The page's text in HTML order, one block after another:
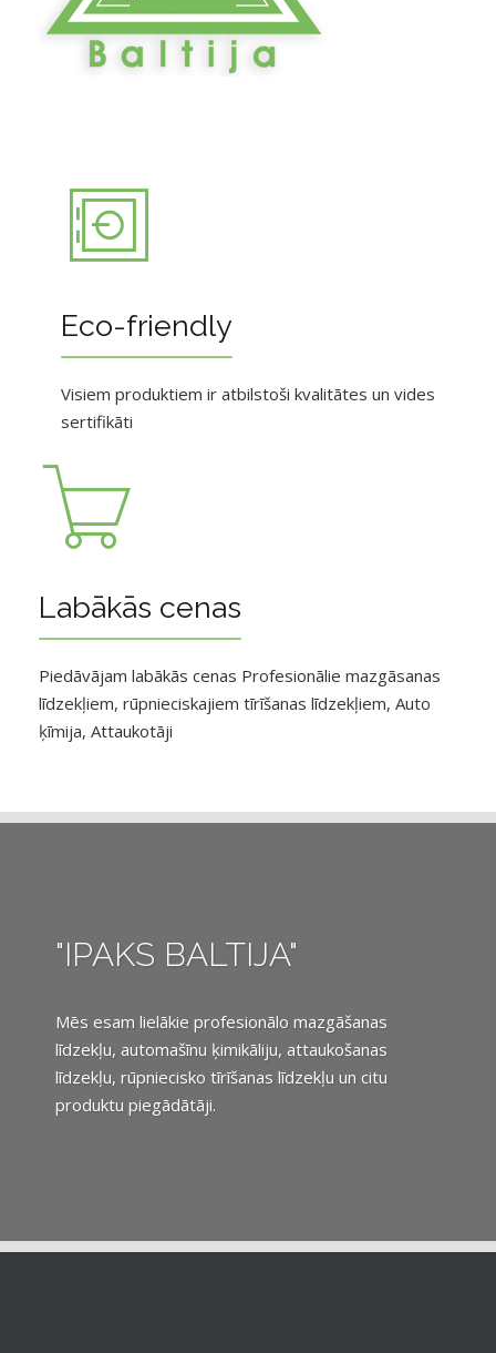
Eco-friendly
Visiem produktiem ir atbilstoši kvalitātes un vides
sertifikāti
Labākās cenas
Piedāvājam labākās cenas Profesionālie mazgāsanas
līdzekļiem, rūpnieciskajiem tīrīšanas līdzekļiem, Auto
ķīmija, Attaukotāji
"IPAKS BALTIJA"
Mēs esam lielākie profesionālo mazgāšanas
līdzekļu, automašīnu ķimikāliju, attaukošanas
līdzekļu, rūpniecisko tīrīšanas līdzekļu un citu
produktu piegādātāji.